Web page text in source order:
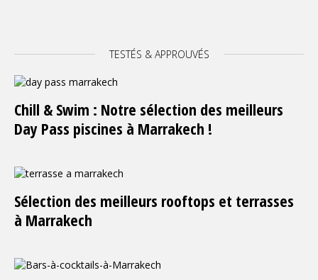
TESTÉS & APPROUVÉS
Chill & Swim : Notre sélection des meilleurs
Day Pass piscines à Marrakech !
Sélection des meilleurs rooftops et terrasses
à Marrakech